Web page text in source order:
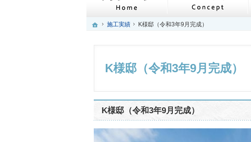
ホーム
施工実績 K様邸（令和3年9月完成）
K様邸（令和3年9月完成）
K様邸（令和3年9月完成）
ホーム
施工実績 K様邸（令和3年9月完成）